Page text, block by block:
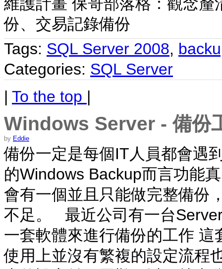
份、交易記錄備份
Tags: SQL Server 2008,
Categories: SQL Server
| To the top |
Windows Server - 備份
by Eddie
備份一定是每個IT人員都會遇
的Windows Backup而言功能
會有一個並且只能做完整備份
不足。 最近公司有一台
一套軟體來進行備份的工作
使用上並沒有繁複的設定流程